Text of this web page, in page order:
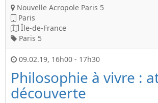
Nouvelle Acropole Paris 5
Paris
Île-de-France
Paris 5
09.02.19, 16h00 - 17h30
Philosophie à vivre :
découverte